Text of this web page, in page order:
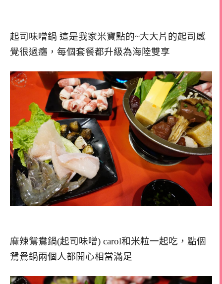
起司味噌鍋 這是我家米寶點的~大大片的起司感
覺很過癮，每個套餐都升級為海陸雙享
麻辣鴛鴦鍋(起司味噌) carol和米粒一起吃，點個
鴛鴦鍋兩個人都開心相當滿足